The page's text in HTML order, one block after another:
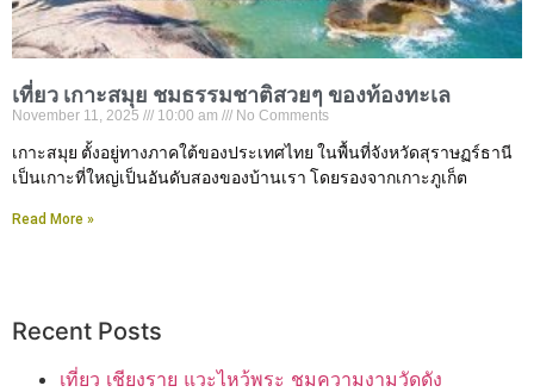
เที่ยว เกาะสมุย ชมธรรมชาติสวยๆ ของท้องทะเล
November 11, 2025 10:00 am No Comments
เกาะสมุย ตั้งอยู่ทางภาคใต้ของประเทศไทย ในพื้นที่จังหวัดสุราษฏร์ธานี
เป็นเกาะที่ใหญ่เป็นอันดับสองของบ้านเรา โดยรองจากเกาะภูเก็ต
Read More »
Recent Posts
เที่ยว เชียงราย แวะไหว้พระ ชมความงามวัดดัง